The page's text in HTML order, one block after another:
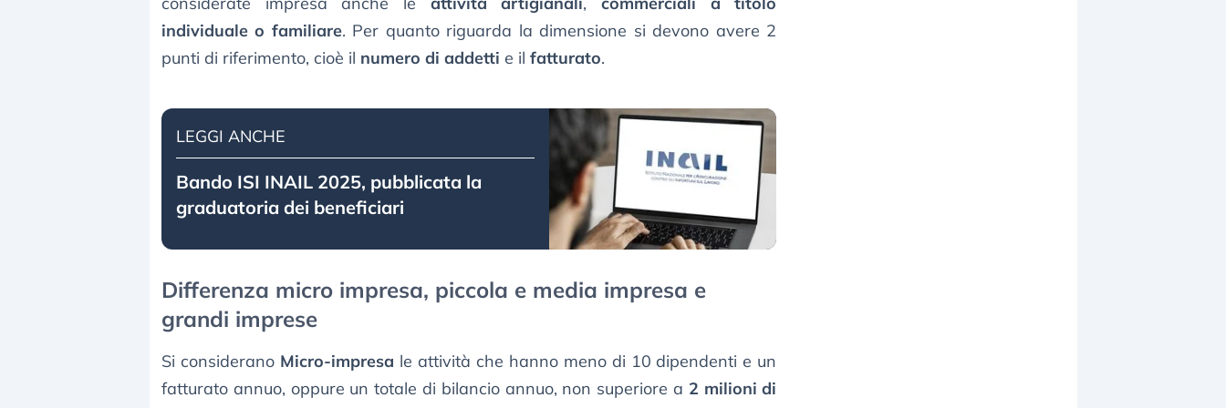
individuale o familiare. Per quanto riguarda la dimensione si devono avere 2
punti di riferimento, cioè il numero di addetti e il fatturato.
LEGGI ANCHE
Bando ISI INAIL 2025, pubblicata la
graduatoria dei beneficiari
Differenza micro impresa, piccola e media impresa e
grandi imprese
Si considerano Micro-impresa le attività che hanno meno di 10 dipendenti e un
fatturato annuo, oppure un totale di bilancio annuo, non superiore a 2 milioni di